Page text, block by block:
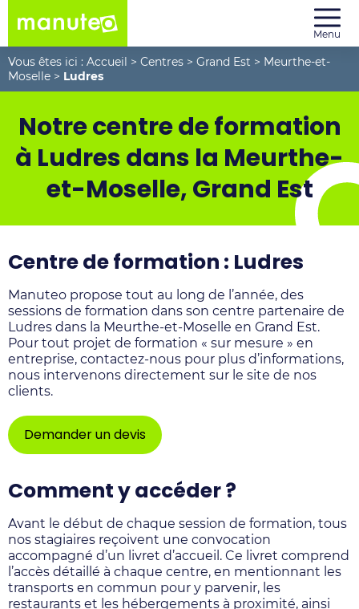
Menu
Vous êtes ici : Accueil > Centres > Grand Est > Meurthe-et-
Moselle > Ludres
Notre centre de formation
à Ludres dans la Meurthe-
et-Moselle, Grand Est
Centre de formation : Ludres
Manuteo propose tout au long de l’année, des
sessions de formation dans son centre partenaire de
Ludres dans la Meurthe-et-Moselle en Grand Est.
Pour tout projet de formation « sur mesure » en
entreprise, contactez-nous pour plus d’informations,
nous intervenons directement sur le site de nos
clients.
Demander un devis
Comment y accéder ?
Avant le début de chaque session de formation, tous
nos stagiaires reçoivent une convocation
accompagné d’un livret d’accueil. Ce livret comprend
l’accès détaillé à chaque centre, en mentionnant les
transports en commun pour y parvenir, les
restaurants et les hébergements à proximité, ainsi